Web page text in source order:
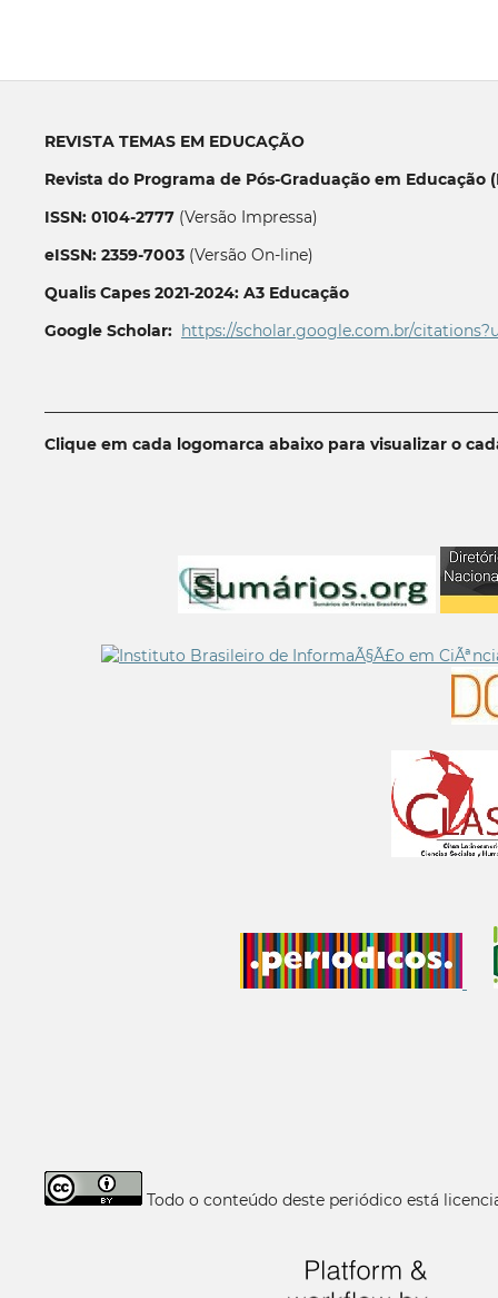
REVISTA TEMAS EM EDUCAÇÃO
Revista do Programa de Pós-Graduação em Educação
ISSN: 0104-2777(Versão Impressa)
eISSN: 2359-7003(Versão On-line)
Qualis Capes 2021-2024: A3 Educação
Google Scholar: https://scholar.google.com.br/
Clique em cada logomarca abaixo para visualizar o
Todo o conteúdo deste periódico está